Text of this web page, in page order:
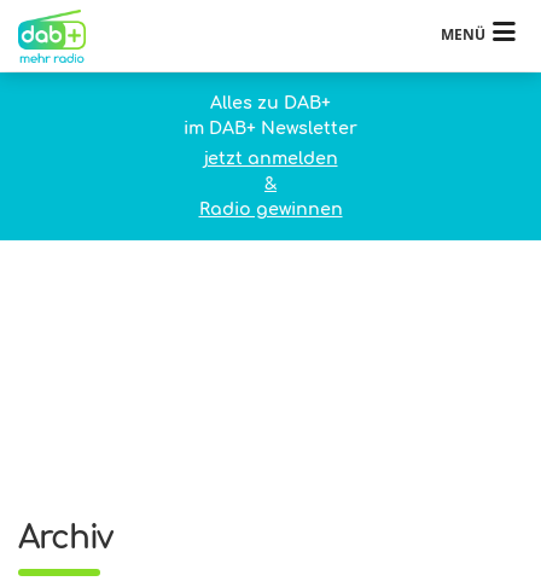
MENÜ
Alles zu DAB+
im DAB+ Newsletter
jetzt anmelden
&
Radio gewinnen
Archiv